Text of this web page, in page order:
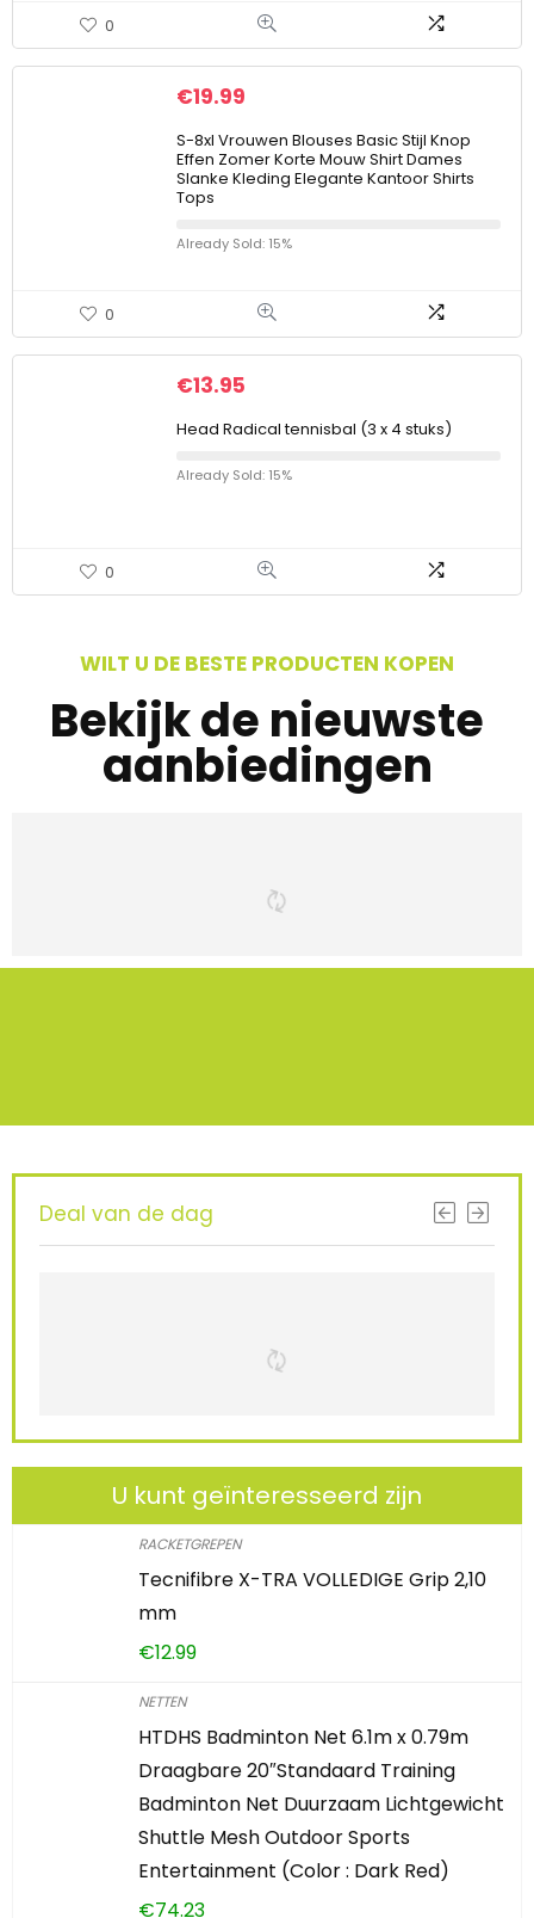
0
€19.99
S-8xl Vrouwen Blouses Basic Stijl Knop
Effen Zomer Korte Mouw Shirt Dames
Slanke Kleding Elegante Kantoor Shirts
Tops
Already Sold: 15%
0
€13.95
Head Radical tennisbal (3 x 4 stuks)
Already Sold: 15%
0
WILT U DE BESTE PRODUCTEN KOPEN
Bekijk de nieuwste
aanbiedingen
Deal van de dag
U kunt geïnteresseerd zijn
RACKETGREPEN
Tecnifibre X-TRA VOLLEDIGE Grip 2,10
mm
€12.99
NETTEN
HTDHS Badminton Net 6.1m x 0.79m
Draagbare 20″Standaard Training
Badminton Net Duurzaam Lichtgewicht
Shuttle Mesh Outdoor Sports
Entertainment (Color : Dark Red)
€74.23